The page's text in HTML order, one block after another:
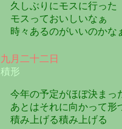
久しぶりにモスに行った
モスっておいしいなぁ
時々あるのがいいのかな
九月二十二日
積形
今年の予定がほぼ決まっ
あとはそれに向かって形
積み上げる積み上げる